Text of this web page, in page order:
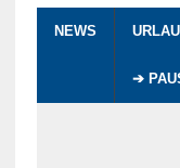
NEWS
➔